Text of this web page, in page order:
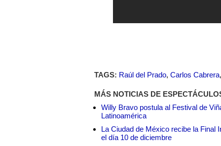
TAGS: Raúl del Prado, Carlos Cabrera
MÁS NOTICIAS DE
Willy Bravo postula al Festival de
Latinoamérica
La Ciudad de México recibe la Final
el día 10 de diciembre